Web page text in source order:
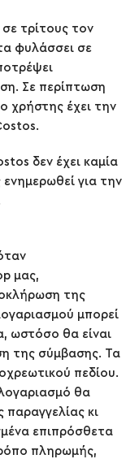
τρίτους τον
φυλάσσει σε
Σε περίπτωση
χρήστης έχει την
δεν έχει καμία
για την
μας,
της
μπορεί
ωστόσο θα είναι
της σύμβασης. Τα
πεδίου.
θα
κι
επιπρόσθετα
πληρωμής,